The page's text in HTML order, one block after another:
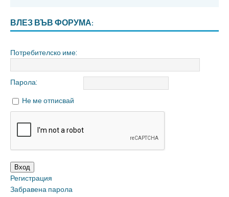
ВЛЕЗ ВЪВ ФОРУМА:
Потребителско име:
Парола:
Не ме отписвай
Вход
Регистрация
Забравена парола